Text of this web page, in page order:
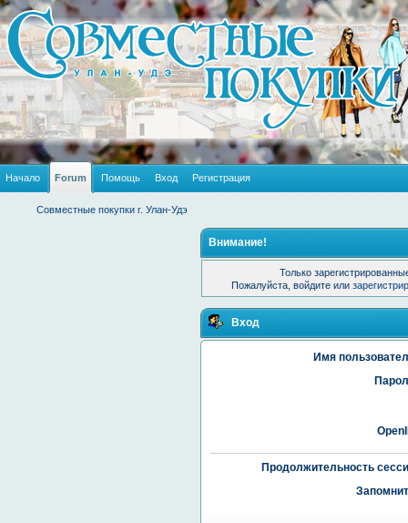
Начало Forum Помощь Вход Регистрация
Совместные покупки г. Улан-Удэ
Внимание!
Только
Пожалуйста, войдите или
Вход
Имя
Продолжительность